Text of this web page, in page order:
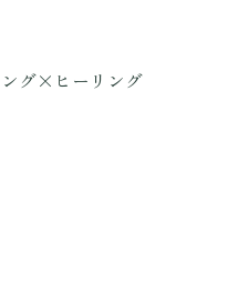
グ×ヒーリング